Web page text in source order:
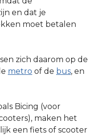
en dat je
moet betalen
zich daarom op de
metro of de bus, en
Bicing (voor
maken het
een fiets of scooter